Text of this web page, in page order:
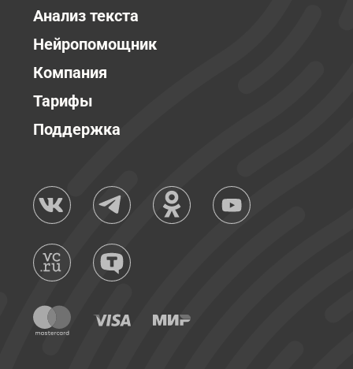
Анализ текста
Нейропомощник
Компания
Тарифы
Поддержка